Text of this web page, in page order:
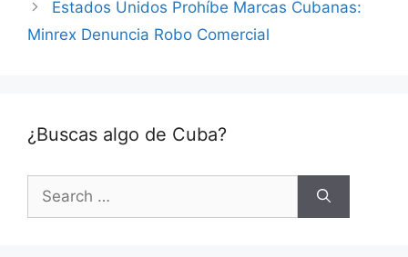
Estados Unidos Prohíbe Marcas Cubanas:
Minrex Denuncia Robo Comercial
¿Buscas algo de Cuba?
for: